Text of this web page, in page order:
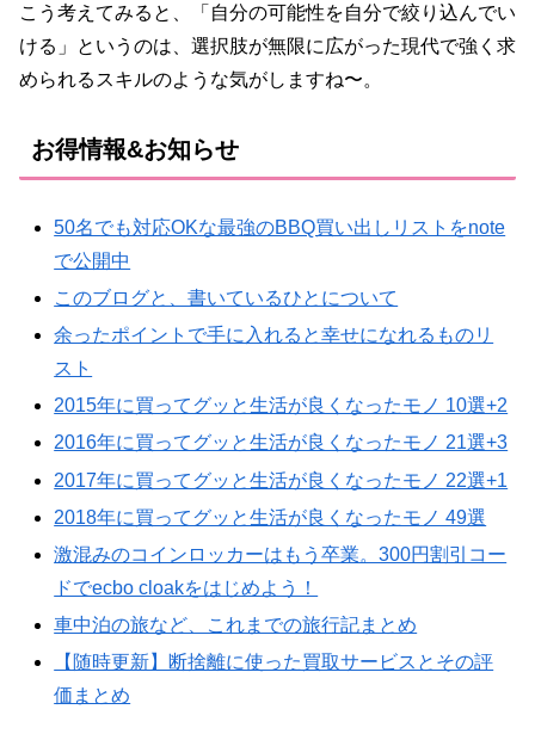
こう考えてみると、「自分の可能性を自分で絞り込んでい
ける」というのは、選択肢が無限に広がった現代で強く求
められるスキルのような気がしますね〜。
お得情報&お知らせ
50名でも対応OKな最強のBBQ買い出しリストをnote
で公開中
このブログと、書いているひとについて
余ったポイントで手に入れると幸せになれるものリ
スト
2015年に買ってグッと生活が良くなったモノ 10選+2
2016年に買ってグッと生活が良くなったモノ 21選+3
2017年に買ってグッと生活が良くなったモノ 22選+1
2018年に買ってグッと生活が良くなったモノ 49選
激混みのコインロッカーはもう卒業。300円割引コー
ドでecbo cloakをはじめよう！
車中泊の旅など、これまでの旅行記まとめ
【随時更新】断捨離に使った買取サービスとその評
価まとめ